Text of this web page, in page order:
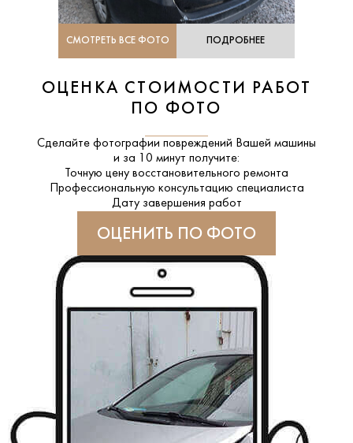
СМОТРЕТЬ ВСЕ ФОТО ПОДРОБНЕЕ
ОЦЕНКА СТОИМОСТИ РАБОТ
ПО ФОТО
Сделайте фотографии повреждений Вашей машины
и за
10 минут получите:
Точную цену восстановительного ремонта
Профессиональную консультацию специалиста
Дату завершения работ
ОЦЕНИТЬ ПО ФОТО